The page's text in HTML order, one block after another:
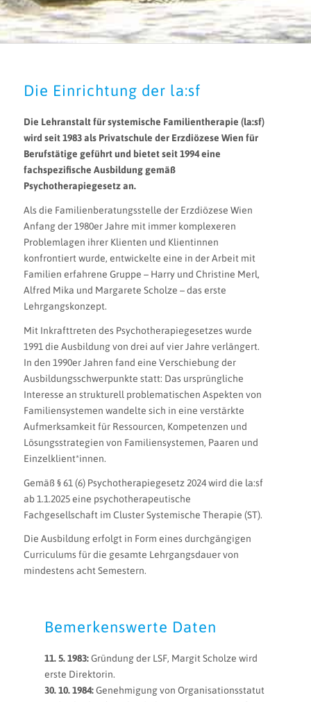
Die Einrichtung der la:sf
Die Lehranstalt für systemische Familientherapie (la:sf)
wird seit 1983 als Privatschule der Erzdiözese Wien für
Berufstätige geführt und bietet seit 1994 eine
fachspezifische Ausbildung gemäß
Psychotherapiegesetz an.
Als die Familienberatungsstelle der Erzdiözese Wien
Anfang der 1980er Jahre mit immer komplexeren
Problemlagen ihrer Klienten und Klientinnen
konfrontiert wurde, entwickelte eine in der Arbeit mit
Familien erfahrene Gruppe – Harry und Christine Merl,
Alfred Mika und Margarete Scholze – das erste
Lehrgangskonzept.
Mit Inkrafttreten des Psychotherapiegesetzes wurde
1991 die Ausbildung von drei auf vier Jahre verlängert.
In den 1990er Jahren fand eine Verschiebung der
Ausbildungsschwerpunkte statt: Das ursprüngliche
Interesse an strukturell problematischen Aspekten von
Familiensystemen wandelte sich in eine verstärkte
Aufmerksamkeit für Ressourcen, Kompetenzen und
Lösungsstrategien von Familiensystemen, Paaren und
Einzelklient*innen.
Gemäß § 61 (6) Psychotherapiegesetz 2024 wird die la:sf
ab 1.1.2025 eine psychotherapeutische
Fachgesellschaft im Cluster Systemische Therapie (ST).
Die Ausbildung erfolgt in Form eines durchgängigen
Curriculums für die gesamte Lehrgangsdauer von
mindestens acht Semestern.
Bemerkenswerte Daten
11. 5. 1983:Gründung der LSF, Margit Scholze wird
erste Direktorin.
30. 10. 1984:Genehmigung von Organisationsstatut